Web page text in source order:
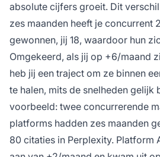
absolute cijfers groeit. Dit
zes maanden heeft je concurrent
gewonnen, jij 18, waardoor hun
Omgekeerd, als jij op +6/maand
heb jij een traject om ze binnen
te halen, mits de snelheden gelijk
voorbeeld: twee concurrerende
platforms hadden zes maanden
80 citaties in Perplexity. Platform